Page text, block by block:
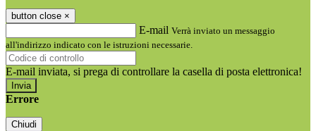
button close ×
E-mail Verrà inviato un messaggio
all'indirizzo indicato con le istruzioni necessarie.
E-mail inviata, si prega di controllare la casella di posta elettronica!
Errore
Chiudi